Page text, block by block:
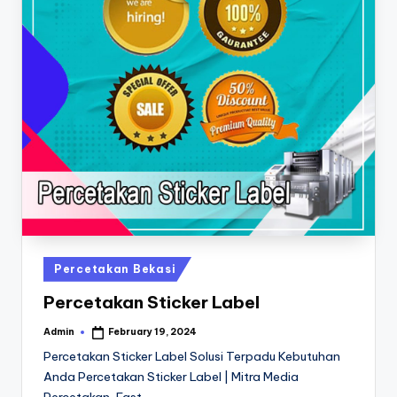
v
ri
n
t
8
Jam
Posted
in
Percetakan Bekasi
Percetakan Sticker Label
Posted
Admin February 19, 2024
Percetakan Sticker Label Solusi Terpadu Kebutuhan
Anda Percetakan Sticker Label | Mitra Media